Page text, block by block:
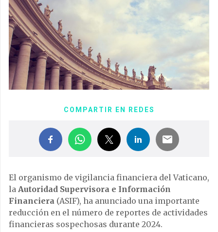
COMPARTIR EN REDES
El organismo de vigilancia financiera del Vaticano,
la Autoridad Supervisora e Información
Financiera (ASIF), ha anunciado una importante
reducción en el número de reportes de actividades
financieras sospechosas durante 2024.